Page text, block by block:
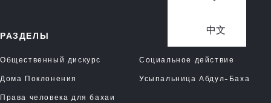
中文
РАЗДЕЛЫ
Общественный дискурс
Социальное действие
Дома Поклонения
Усыпальница Абдул-Баха
Права человека для бахаи